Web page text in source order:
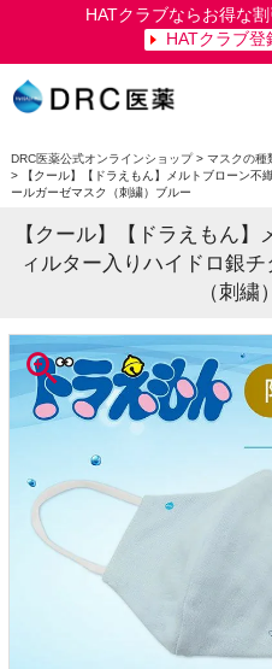
HATクラブならお得な
HATクラブ
DRC医薬公式オンラインショップ マスクの種
【クール】【ドラえもん】メルトブローン不
ールガーゼマスク（刺繍）ブルー
【クール】【ドラえもん
ィルター入りハイドロ銀
（刺繍